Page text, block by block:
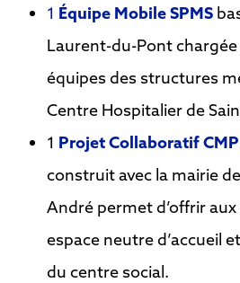
1 Équipe Mobile SPMS
Laurent-du-Pont
équipes des structures
Centre Hospitalier de
1 Projet Collaboratif
construit avec la mairie
André permet d’offrir
espace neutre d’accueil
du centre social.